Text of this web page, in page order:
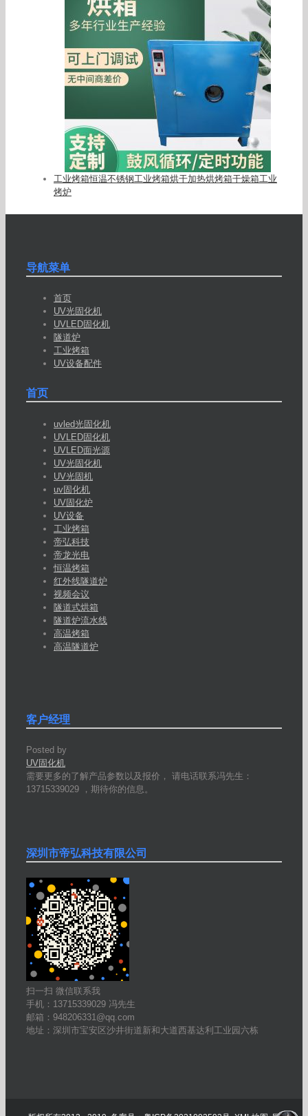
工业烤箱恒温不锈钢工业烤箱烘干加热烘烤箱干燥箱工业
烤炉
导航菜单
首页
UV光固化机
UVLED固化机
隧道炉
工业烤箱
UV设备配件
首页
uvled光固化机
UVLED固化机
UVLED面光源
UV光固化机
UV光固机
uv固化机
UV固化炉
UV设备
工业烤箱
帝弘科技
帝龙光电
恒温烤箱
红外线隧道炉
视频会议
隧道式烘箱
隧道炉流水线
高温烤箱
高温隧道炉
客户经理
Posted by
UV固化机
需要更多的了解产品参数以及报价， 请电话联系冯先生：
13715339029 ，期待你的信息。
深圳市帝弘科技有限公司
扫一扫 微信联系我
手机：13715339029 冯先生
邮箱：948206331@qq.com
地址：深圳市宝安区沙井街道新和大道西基达利工业园六栋